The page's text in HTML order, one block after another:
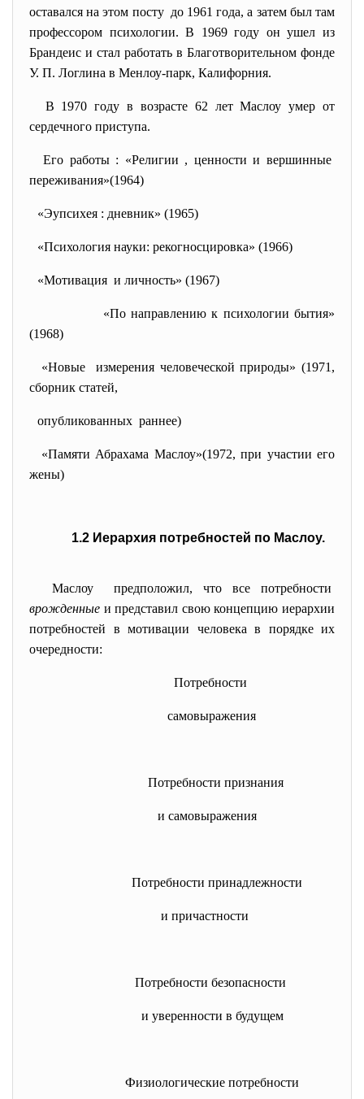
оставался на этом посту до 1961 года, а затем был там
профессором психологии. В 1969 году он ушел из
Брандеис и стал работать в Благотворительном фонде
У. П. Логлина в Менлоу-парк, Калифорния.
В 1970 году в возрасте 62 лет Маслоу умер от
сердечного приступа.
Его работы : «Религии , ценности и вершинные
переживания»(1964)
«Эупсихея : дневник» (1965)
«Психология науки: рекогносцировка» (1966)
«Мотивация и личность» (1967)
«По направлению к психологии бытия»
(1968)
«Новые измерения человеческой природы» (1971,
сборник статей,
опубликованных раннее)
«Памяти Абрахама Маслоу»(1972, при участии его
жены)
1.2 Иерархия потребностей по Маслоу.
Маслоу предположил, что все потребности
врожденные и представил свою концепцию иерархии
потребностей в мотивации человека в порядке их
очередности:
Потребности
самовыражения
Потребности признания
и самовыражения
Потребности принадлежности
и причастности
Потребности безопасности
и уверенности в будущем
Физиологические потребности